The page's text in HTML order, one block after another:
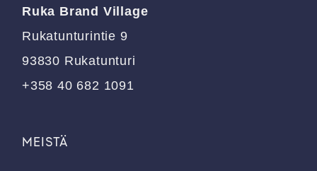
Ruka Brand Village
Rukatunturintie 9
93830 Rukatunturi
+358 40 682 1091
MEISTÄ